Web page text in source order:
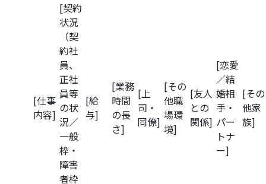
[仕事
内容]
[契約
状況
（契
約社
員、
正社
員等
の状
況／
一般
枠・
障害
者枠
[給
与]
[業務
時間
の長
さ]
[上
司・
同僚]
[その
他職
場環
境]
[友人
との
関係]
[恋愛
／結
婚相
手・
パー
トナ
ー]
[その
他家
族]